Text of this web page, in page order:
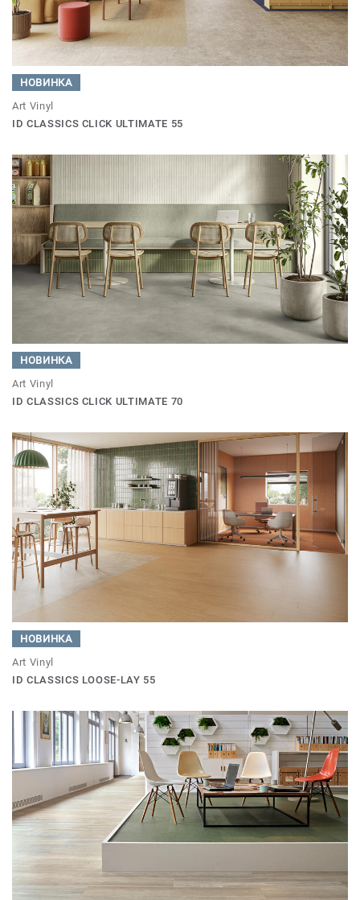
НОВИНКА
Art Vinyl
ID CLASSICS CLICK ULTIMATE 55
НОВИНКА
Art Vinyl
ID CLASSICS CLICK ULTIMATE 70
НОВИНКА
Art Vinyl
ID CLASSICS LOOSE-LAY 55